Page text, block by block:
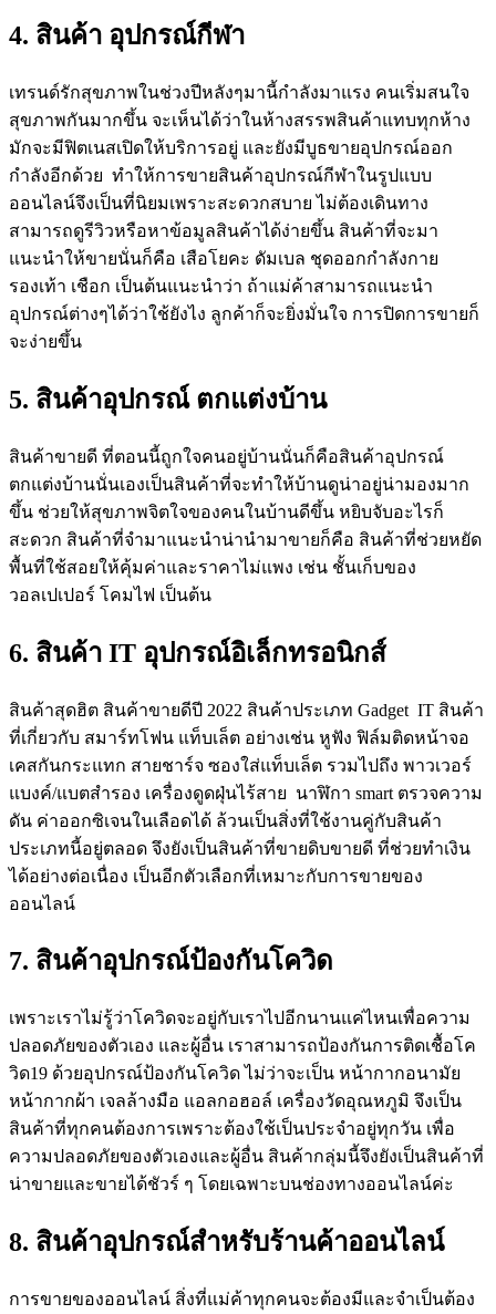
4. สินค้า อุปกรณ์กีฬา
เทรนด์รักสุขภาพในช่วงปีหลังๆมานี้กำลังมาแรง คนเริ่มสนใจ
สุขภาพกันมากขึ้น จะเห็นได้ว่าในห้างสรรพสินค้าแทบทุกห้าง
มักจะมีฟิตเนสเปิดให้บริการอยู่ และยังมีบูธขายอุปกรณ์ออก
กำลังอีกด้วย ทำให้การขายสินค้าอุปกรณ์กีฬาในรูปแบบ
ออนไลน์จึงเป็นที่นิยมเพราะสะดวกสบาย ไม่ต้องเดินทาง
สามารถดูรีวิวหรือหาข้อมูลสินค้าได้ง่ายขึ้น สินค้าที่จะมา
แนะนำให้ขายนั่นก็คือ เสือโยคะ ดัมเบล ชุดออกกำลังกาย
รองเท้า เชือก เป็นต้นแนะนำว่า ถ้าแม่ค้าสามารถแนะนำ
อุปกรณ์ต่างๆได้ว่าใช้ยังไง ลูกค้าก็จะยิ่งมั่นใจ การปิดการขายก็
จะง่ายขึ้น
5. สินค้าอุปกรณ์ ตกแต่งบ้าน
สินค้าขายดี ที่ตอนนี้ถูกใจคนอยู่บ้านนั่นก็คือสินค้าอุปกรณ์
ตกแต่งบ้านนั่นเองเป็นสินค้าที่จะทำให้บ้านดูน่าอยู่น่ามองมาก
ขึ้น ช่วยให้สุขภาพจิตใจของคนในบ้านดีขึ้น หยิบจับอะไรก็
สะดวก สินค้าที่จำมาแนะนำน่านำมาขายก็คือ สินค้าที่ช่วยหยัด
พื้นที่ใช้สอยให้คุ้มค่าและราคาไม่แพง เช่น ชั้นเก็บของ
วอลเปเปอร์ โคมไฟ เป็นต้น
6. สินค้า IT อุปกรณ์อิเล็กทรอนิกส์
สินค้าสุดฮิต สินค้าขายดีปี 2022 สินค้าประเภท Gadget IT สินค้า
ที่เกี่ยวกับ สมาร์ทโฟน แท็บเล็ต อย่างเช่น หูฟัง ฟิล์มติดหน้าจอ
เคสกันกระแทก สายชาร์จ ซองใส่แท็บเล็ต รวมไปถึง พาวเวอร์
แบงค์/แบตสำรอง เครื่องดูดฝุ่นไร้สาย นาฬิกา smart ตรวจความ
ดัน ค่าออกซิเจนในเลือดได้ ล้วนเป็นสิ่งที่ใช้งานคู่กับสินค้า
ประเภทนี้อยู่ตลอด จึงยังเป็นสินค้าที่ขายดิบขายดี ที่ช่วยทำเงิน
ได้อย่างต่อเนื่อง เป็นอีกตัวเลือกที่เหมาะกับการขายของ
ออนไลน์
7. สินค้าอุปกรณ์ป้องกันโควิด
เพราะเราไม่รู้ว่าโควิดจะอยู่กับเราไปอีกนานแค่ไหนเพื่อความ
ปลอดภัยของตัวเอง และผู้อื่น เราสามารถป้องกันการติดเชื้อโค
วิด19 ด้วยอุปกรณ์ป้องกันโควิด ไม่ว่าจะเป็น หน้ากากอนามัย
หน้ากากผ้า เจลล้างมือ แอลกอฮอล์ เครื่องวัดอุณหภูมิ จึงเป็น
สินค้าที่ทุกคนต้องการเพราะต้องใช้เป็นประจำอยู่ทุกวัน เพื่อ
ความปลอดภัยของตัวเองและผู้อื่น สินค้ากลุ่มนี้จึงยังเป็นสินค้าที่
น่าขายและขายได้ชัวร์ ๆ โดยเฉพาะบนช่องทางออนไลน์ค่ะ
8. สินค้าอุปกรณ์สำหรับร้านค้าออนไลน์
การขายของออนไลน์ สิ่งที่แม่ค้าทุกคนจะต้องมีและจำเป็นต้อง